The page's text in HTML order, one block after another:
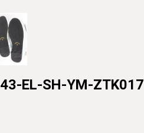
EL-SH-YM-ZTK017